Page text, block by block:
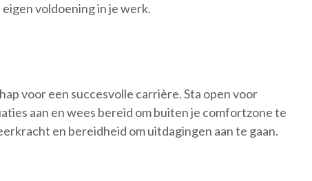
voldoening in je werk.
voor een succesvolle carrière. Sta open voor
aan en wees bereid om buiten je comfortzone te
en bereidheid om uitdagingen aan te gaan.